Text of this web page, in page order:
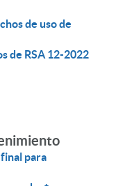
de uso de
de RSA 12-2022
para